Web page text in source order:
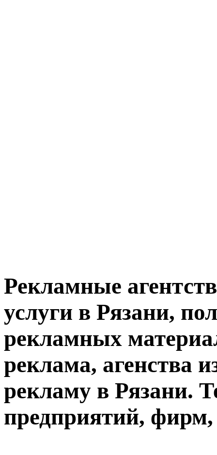
Рекламные
услуги в Рязани,
рекламных
реклама, агенства
рекламу в Рязани.
предприятий,